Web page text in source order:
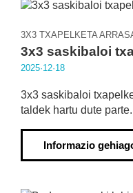
3X3 TXAPELKETA
3x3 saskibaloi
2025·12·18
3x3 saskibaloi
taldek hartu dute parte.
Informazio